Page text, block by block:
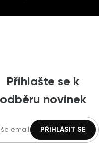
Přihlašte se k
odběru novinek